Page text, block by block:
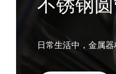
日常生活中，金属